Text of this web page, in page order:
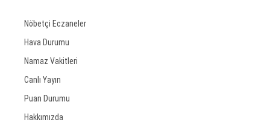
Nöbetçi Eczaneler
Hava Durumu
Namaz Vakitleri
Canlı Yayın
Puan Durumu
Hakkımızda